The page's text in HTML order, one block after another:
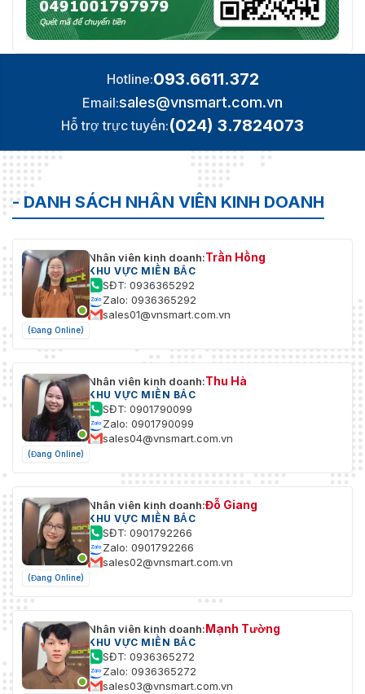
Hotline:093.6611.372
Email:sales@vnsmart.com.vn
Hỗ trợ trực tuyến:(024) 3.7824073
- DANH SÁCH NHÂN VIÊN KINH DOANH
(Đang Online)
Nhân viên kinh doanh:Trần Hồng
KHU VỰC MIỀN BẮC
SĐT: 0936365292
Zalo: 0936365292
sales01@vnsmart.com.vn
(Đang Online)
Nhân viên kinh doanh:Thu Hà
KHU VỰC MIỀN BẮC
SĐT: 0901790099
Zalo: 0901790099
sales04@vnsmart.com.vn
(Đang Online)
Nhân viên kinh doanh:Đỗ Giang
KHU VỰC MIỀN BẮC
SĐT: 0901792266
Zalo: 0901792266
sales02@vnsmart.com.vn
Nhân viên kinh doanh:Mạnh Tường
KHU VỰC MIỀN BẮC
SĐT: 0936365272
Zalo: 0936365272
sales03@vnsmart.com.vn